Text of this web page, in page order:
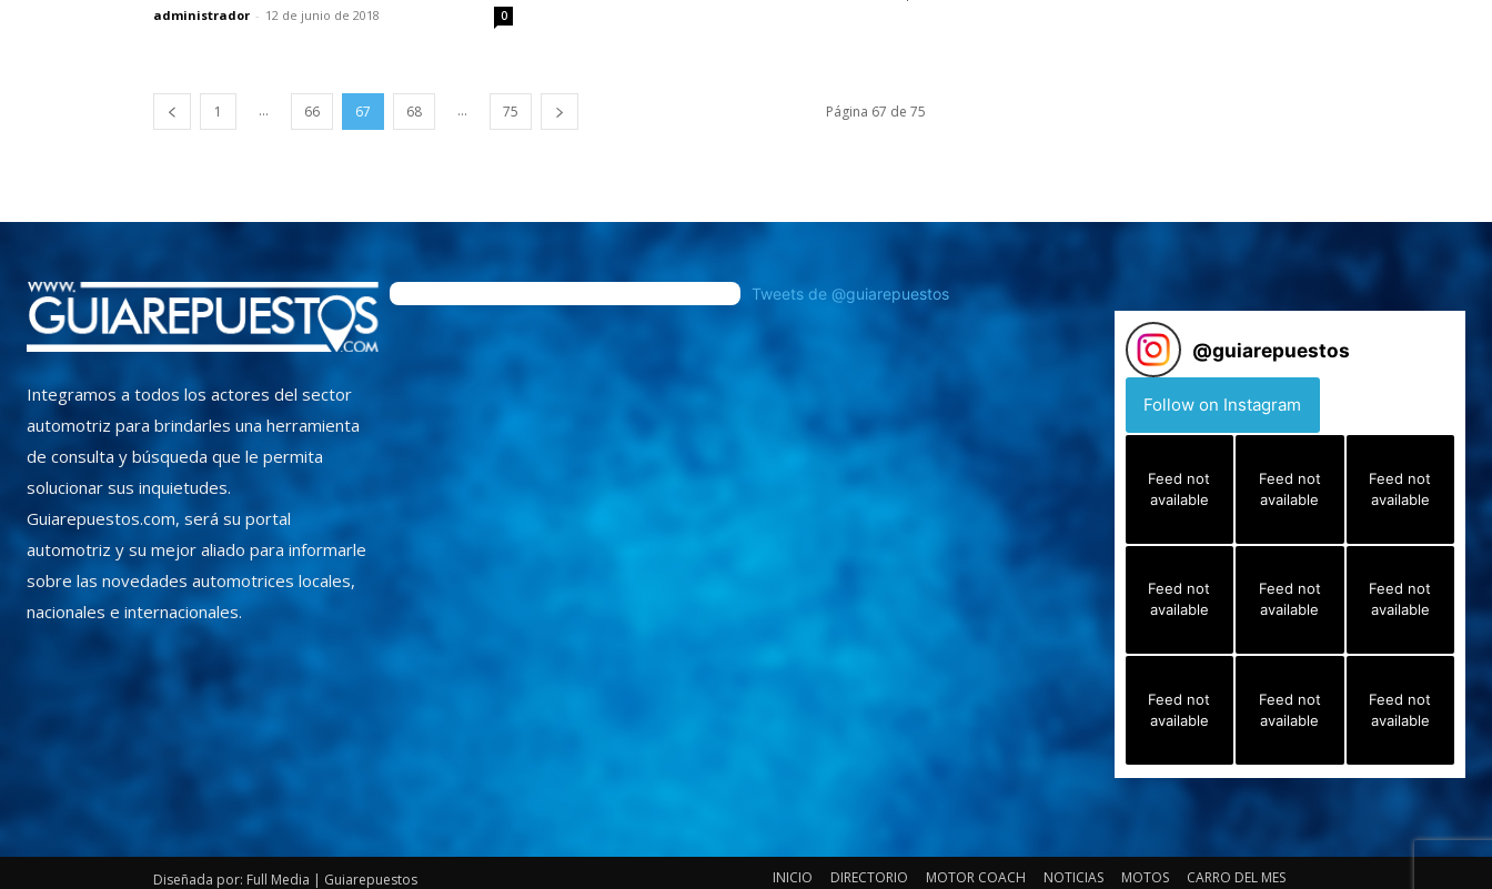
administrador - 12 de junio de 2018 0
1 ... 66 67 68 ... 75 Página 67 de 75
Integramos a todos los actores del sector
automotriz para brindarles una herramienta
de consulta y búsqueda que le permita
solucionar sus inquietudes.
Guiarepuestos.com, será su portal
automotriz y su mejor aliado para informarle
sobre las novedades automotrices locales,
nacionales e internacionales.
Tweets de @guiarepuestos
@guiarepuestos
Follow on Instagram
Feed not
available
Feed not
available
Feed not
available
Feed not
available
Feed not
available
Feed not
available
Feed not
available
Feed not
available
Feed not
available
Diseñada por: Full Media | Guiarepuestos INICIO DIRECTORIO MOTOR COACH NOTICIAS MOTOS CARRO DEL MES